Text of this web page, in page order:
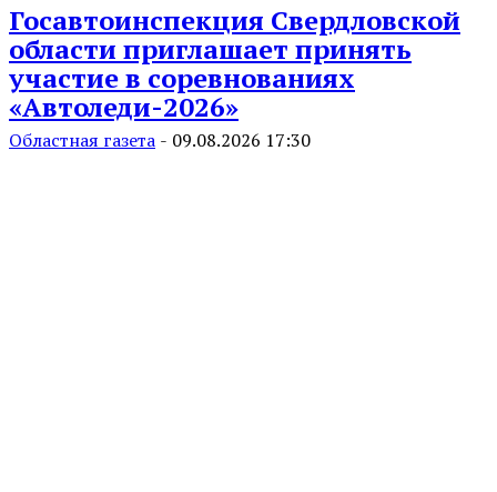
Госавтоинспекция Свердловской
области приглашает принять
участие в соревнованиях
«Автоледи-2026»
Областная газета - 09.08.2026 17:30